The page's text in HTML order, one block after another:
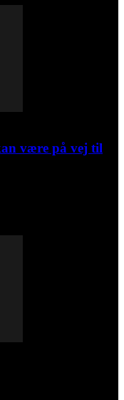
være på vej til